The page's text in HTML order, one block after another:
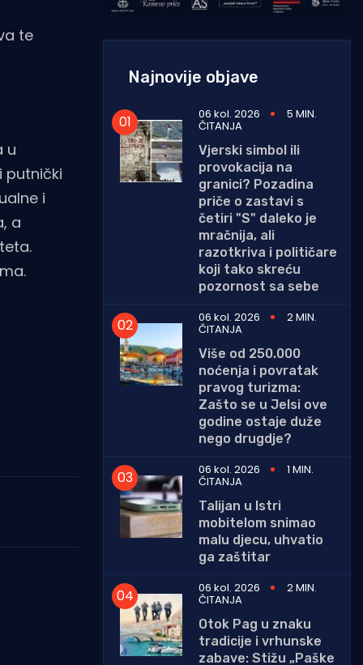
te
u
putnički
i
a
Najnovije objave
06 kol. 2026 5 MIN.
ČITANJA
Vjerski simbol ili
provokacija na
granici? Pozadina
priče o zastavi s
četiri "S" daleko je
mračnija, ali
razotkriva i političare
koji tako skreću
pozornost sa sebe
06 kol. 2026
2 MIN.
ČITANJA
Više od 250.000
noćenja i povratak
pravog turizma:
Zašto se u Jelsi ove
godine ostaje duže
nego drugdje?
06 kol. 2026
1 MIN.
ČITANJA
Talijan u Istri
mobitelom snimao
malu djecu, uhvatio
ga zaštitar
06 kol. 2026
2 MIN.
ČITANJA
Otok Pag u znaku
tradicije i vrhunske
zabave: Stižu „Paške